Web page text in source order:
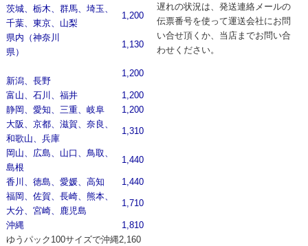
茨城、栃木、群馬、埼玉、
千葉、東京、山梨
1,200
県内（神奈川
県）
新潟、長野
1,130
1,200
富山、石川、福井
1,200
静岡、愛知、三重、岐阜
1,200
大阪、京都、滋賀、奈良、
和歌山、兵庫
1,310
岡山、広島、山口、鳥取、
島根
1,440
香川、徳島、愛媛、高知
1,440
福岡、佐賀、長崎、熊本、
大分、宮崎、鹿児島
1,710
沖縄
1,810
ゆうパック100サイズで沖縄2,160
遅れの状況は、発送連絡メールの
伝票番号を使って運送会社にお問
い合せ頂くか、当店までお問い合
わせください。